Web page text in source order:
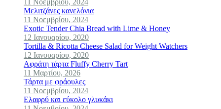
11 Νοεμβρίου, 2024
Μελιτζάνες κανελόνια
11 Νοεμβρίου, 2024
Exotic Tender Chia Bread with Lime & Honey
12 Ιανουαρίου, 2020
Tortilla & Ricotta Cheese Salad for Weight Watchers
12 Ιανουαρίου, 2020
Αφράτη τάρτα Fluffy Cherry Tart
11 Μαρτίου, 2026
Τάρτα με φράουλες
11 Νοεμβρίου, 2024
Ελαφρύ και εύκολο γλυκάκι